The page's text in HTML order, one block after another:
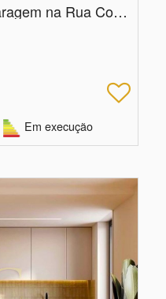
Apartamento T0 com garagem na Rua Costa Cabral, Porto
Em execução